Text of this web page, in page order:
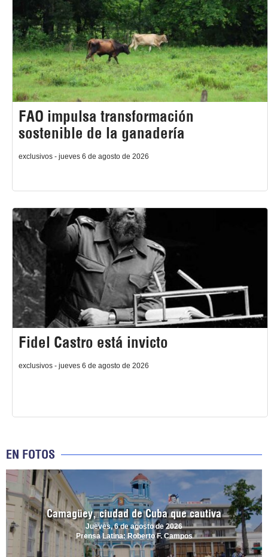
FAO impulsa transformación
sostenible de la ganadería
exclusivos - jueves 6 de agosto de 2026
Fidel Castro está invicto
exclusivos - jueves 6 de agosto de 2026
EN FOTOS
Camagüey, ciudad de Cuba que cautiva
Jueves, 6 de agosto de 2026
Prensa Latina: Roberto F. Campos